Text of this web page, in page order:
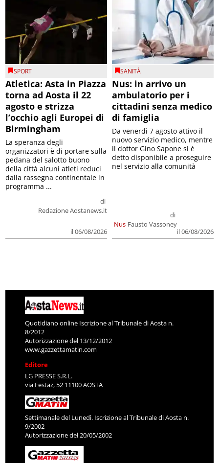
SPORT
Atletica: Asta in Piazza
torna ad Aosta il 22
agosto e strizza
l’occhio agli Europei di
Birmingham
di
Redazione Aostanews.it
il 06/08/2026
La speranza degli
organizzatori è di portare sulla
pedana del salotto buono
della città alcuni atleti reduci
dalla rassegna continentale in
programma ...
SANITÀ
Nus: in arrivo un
ambulatorio per i
cittadini senza medico
di famiglia
Nus
di
Fausto Vassoney
il 06/08/2026
Da venerdì 7 agosto attivo il
nuovo servizio medico, mentre
il dottor Gino Sapone si è
detto disponibile a proseguire
nel servizio alla comunità
Quotidiano online Iscrizione al Tribunale di Aosta n.
8/2012
Autorizzazione del 13/12/2012
www.gazzettamatin.com
Editore
LG PRESSE S.R.L.
via Festaz, 52 11100 AOSTA
Settimanale del Lunedì. Iscrizione al Tribunale di Aosta n.
9/2002
Autorizzazione del 20/05/2002